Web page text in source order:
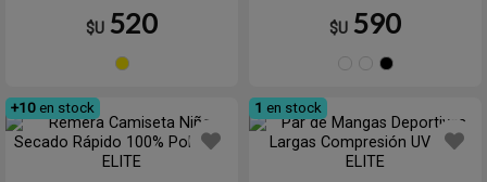
$U 520 $U 590
+10 en stock 1 en stock